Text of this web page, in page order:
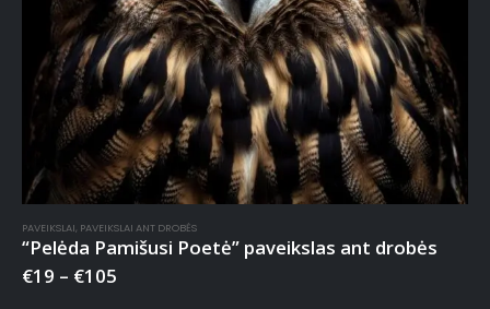
PAVEIKSLAI, PAVEIKSLAI ANT DROBĖS
“Pelėda Pamišusi Poetė” paveikslas ant drobės
€19 – €105